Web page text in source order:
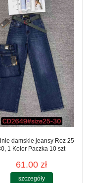
damskie jeansy Roz 25-
1 Kolor Paczka 10 szt
61.00 zł
szczegóły